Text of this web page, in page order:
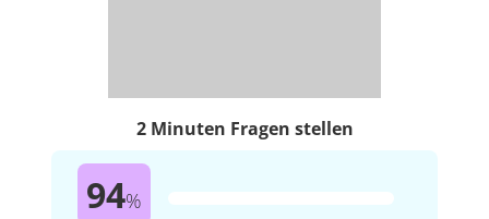
2 Minuten Fragen stellen
94%